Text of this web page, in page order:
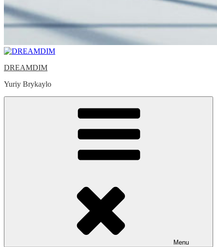
DREAMDIM
Yuriy Brykaylo
Menu